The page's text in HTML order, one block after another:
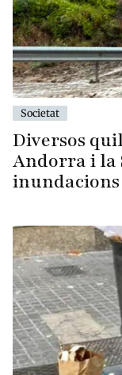
Societat
Diversos
Andorra i la
inundacions